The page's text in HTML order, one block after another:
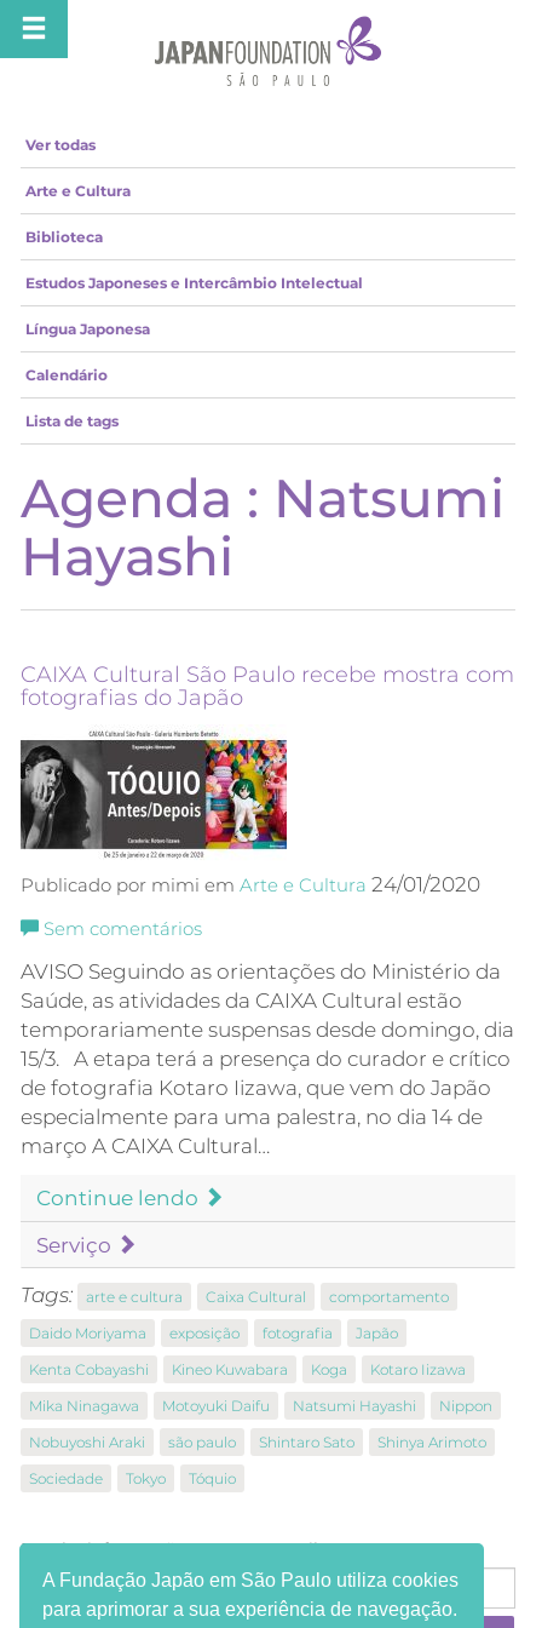
Ver todas
Arte e Cultura
Biblioteca
Estudos Japoneses e Intercâmbio Intelectual
Língua Japonesa
Calendário
Lista de tags
Agenda : Natsumi
Hayashi
CAIXA Cultural São Paulo recebe mostra com
fotografias do Japão
Publicado por mimi em Arte e Cultura 24/01/2020
Sem comentários
AVISO Seguindo as orientações do Ministério da
Saúde, as atividades da CAIXA Cultural estão
temporariamente suspensas desde domingo, dia
15/3. A etapa terá a presença do curador e crítico
de fotografia Kotaro Iizawa, que vem do Japão
especialmente para uma palestra, no dia 14 de
março A CAIXA Cultural…
Continue lendo
Serviço
Tags: arte e cultura Caixa Cultural
comportamento
Daido Moriyama
exposição fotografia
Japão
Kenta Cobayashi
Kineo Kuwabara Koga
Kotaro Iizawa
Mika Ninagawa
Motoyuki Daifu Natsumi Hayashi
Nippon
Nobuyoshi Araki
são paulo Shintaro Sato
Shinya Arimoto
Sociedade
Tokyo Tóquio
Receba informações em seu e-mail:
A Fundação Japão em São Paulo utiliza cookies
para aprimorar a sua experiência de navegação.